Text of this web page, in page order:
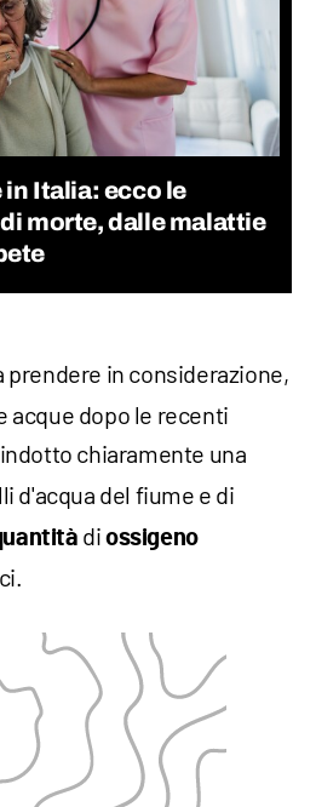
in Italia: ecco le
morte, dalle malattie
prendere in considerazione,
acque dopo le recenti
chiaramente una
d'acqua del fiume e di
diossigeno